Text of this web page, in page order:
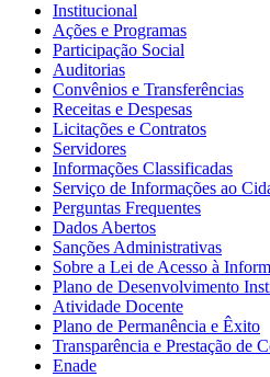
Institucional
Ações e Programas
Participação Social
Auditorias
Convênios e Transferências
Receitas e Despesas
Licitações e Contratos
Servidores
Informações Classificadas
Serviço de Informações ao
Perguntas Frequentes
Dados Abertos
Sanções Administrativas
Sobre a Lei de Acesso à
Plano de Desenvolvimento
Atividade Docente
Plano de Permanência e Êxito
Transparência e Prestação de
Enade